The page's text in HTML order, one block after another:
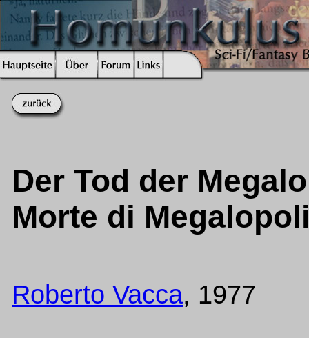
Der Tod der
Morte di
Roberto Vacca, 1977